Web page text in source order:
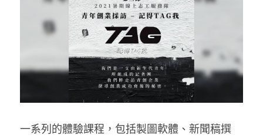
一系列的體驗課程，包括製圖軟體、新聞稿撰